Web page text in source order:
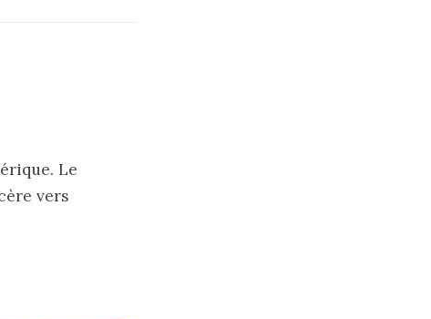
Le
vers